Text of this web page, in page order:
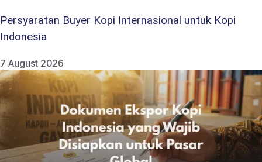
Persyaratan Buyer Kopi Internasional untuk Kopi
Indonesia
7 August 2026